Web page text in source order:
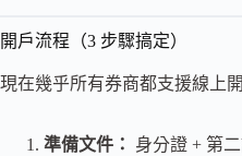
開戶流程（3 步驟搞定）
現在幾乎所有券商都支援線上
準備文件：
身分證 + 第